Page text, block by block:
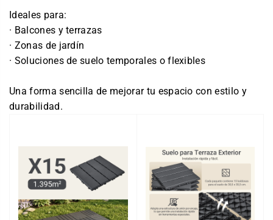
Ideales para:
· Balcones y terrazas
· Zonas de jardín
· Soluciones de suelo temporales o flexibles
Una forma sencilla de mejorar tu espacio con estilo y
durabilidad.